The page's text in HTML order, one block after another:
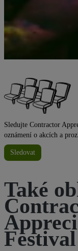
Sledujte Contractor
oznámení o akcích a
Sledovat
Také